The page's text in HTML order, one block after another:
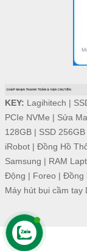
KEY: Lagihitech |
PCIe NVMe | Sửa
128GB| SSD 256GB
iRobot| Đồng Hồ
Samsung | RAM
Động | Foreo | Đồng
Máy hút bụi cầm tay